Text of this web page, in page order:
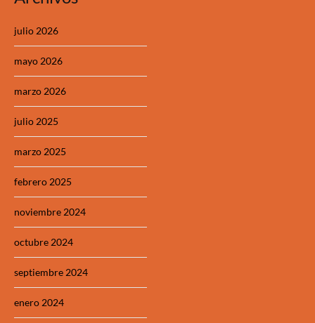
julio 2026
mayo 2026
marzo 2026
julio 2025
marzo 2025
febrero 2025
noviembre 2024
octubre 2024
septiembre 2024
enero 2024